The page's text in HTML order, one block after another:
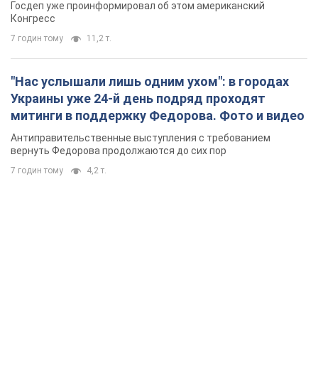
Госдеп уже проинформировал об этом американский
Конгресс
7 годин тому 11,2 т.
"Нас услышали лишь одним ухом": в городах
Украины уже 24-й день подряд проходят
митинги в поддержку Федорова. Фото и видео
Антиправительственные выступления с требованием
вернуть Федорова продолжаются до сих пор
7 годин тому 4,2 т.